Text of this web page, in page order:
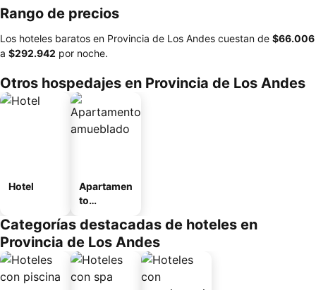
Rango de precios
Los hoteles baratos en Provincia de Los Andes cuestan de ‎$66.006
a ‎$292.942 por noche.
Otros hospedajes en Provincia de Los Andes
Hotel
Apartamen
to
o
Categorías destacadas de hoteles en
Provincia de Los Andes